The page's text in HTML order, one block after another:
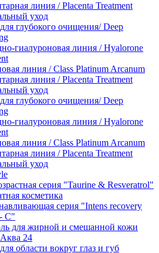
линия / Placenta Treatment
уход
глубокого очищения/ Deep
гиалуроновая линия / Hyalorone
линия / Class Platinum Arcanum
линия / Placenta Treatment
уход
глубокого очищения/ Deep
гиалуроновая линия / Hyalorone
линия / Class Platinum Arcanum
линия / Placenta Treatment
уход
серия "Taurine & Resveratrol"
косметика
серия "Intens recovery
C"
для жирной и смешанной кожи
24
области вокруг глаз и губ